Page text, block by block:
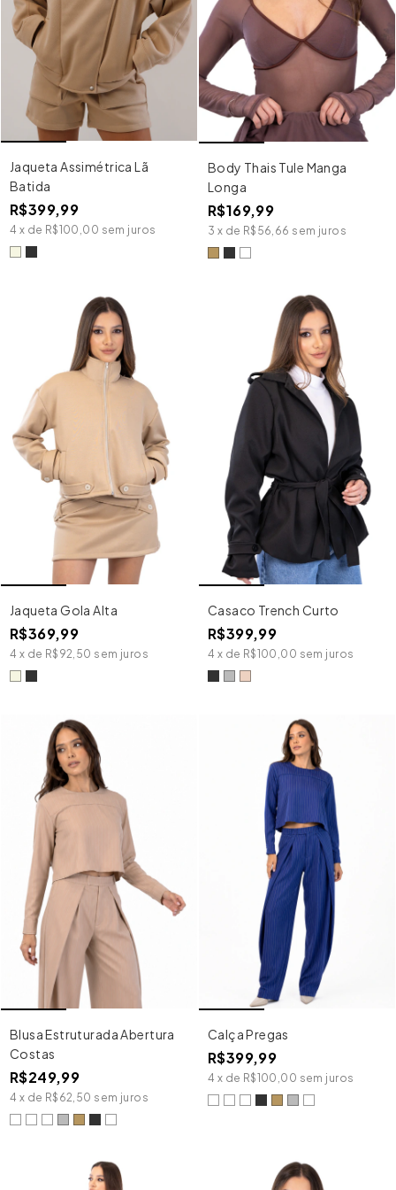
Jaqueta Assimétrica Lã
Batida
R$399,99
4 x de R$100,00 sem juros
Body Thais Tule Manga
Longa
R$169,99
3 x de R$56,66 sem juros
Jaqueta Gola Alta
R$369,99
4 x de R$92,50 sem juros
Casaco Trench Curto
R$399,99
4 x de R$100,00 sem juros
Blusa Estruturada Abertura
Costas
R$249,99
4 x de R$62,50 sem juros
Calça Pregas
R$399,99
4 x de R$100,00 sem juros